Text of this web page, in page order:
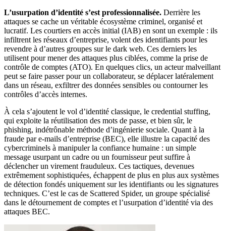
L’usurpation d’identité s’est professionnalisée. Derrière les
attaques se cache un véritable écosystème criminel, organisé et
lucratif. Les courtiers en accès initial (IAB) en sont un exemple : ils
infiltrent les réseaux d’entreprise, volent des identifiants pour les
revendre à d’autres groupes sur le dark web. Ces derniers les
utilisent pour mener des attaques plus ciblées, comme la prise de
contrôle de comptes (ATO). En quelques clics, un acteur malveillant
peut se faire passer pour un collaborateur, se déplacer latéralement
dans un réseau, exfiltrer des données sensibles ou contourner les
contrôles d’accès internes.
À cela s’ajoutent le vol d’identité classique, le credential stuffing,
qui exploite la réutilisation des mots de passe, et bien sûr, le
phishing, indétrônable méthode d’ingénierie sociale. Quant à la
fraude par e-mails d’entreprise (BEC), elle illustre la capacité des
cybercriminels à manipuler la confiance humaine : un simple
message usurpant un cadre ou un fournisseur peut suffire à
déclencher un virement frauduleux. Ces tactiques, devenues
extrêmement sophistiquées, échappent de plus en plus aux systèmes
de détection fondés uniquement sur les identifiants ou les signatures
techniques. C’est le cas de Scattered Spider, un groupe spécialisé
dans le détournement de comptes et l’usurpation d’identité via des
attaques BEC.